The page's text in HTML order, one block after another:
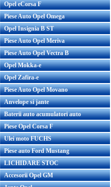
Opel eCorsa F
Piese Auto Opel Omega
Opel Insignia B ST
Piese Auto Opel Meriva
Piese Auto Opel Vectra B
Opel Mokka-e
Opel Zafira-e
Piese Auto Opel Movano
Anvelope si jante
Baterii auto acumulatori auto
Piese Opel Corsa F
Ulei moto FUCHS
Piese auto Ford Mustang
LICHIDARE STOC
Accesorii Opel GM